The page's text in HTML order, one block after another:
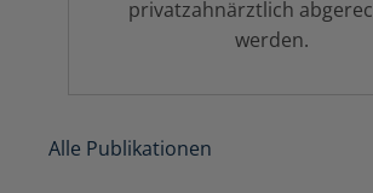
privatzahnärztlich
werden.
Alle Publikationen